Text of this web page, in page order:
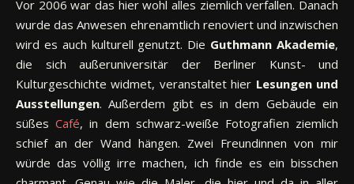
Vor 2006 war das hier wohl alles ziemlich verfallen. Danach
wurde das Anwesen ehrenamtlich renoviert und inzwischen
wird es auch kulturell genutzt. Die Guthmann Akademie,
die sich außeruniversitär der Berliner Kunst- und
Kulturgeschichte widmet, veranstaltet hier Lesungen und
Ausstellungen. Außerdem gibt es in dem Gebäude ein
süßesCafé, in dem schwarz-weiße Fotografien ziemlich
schief an der Wand hängen. Zwei Freundinnen von mir
würde das völlig irre machen, ich finde es ein bisschen